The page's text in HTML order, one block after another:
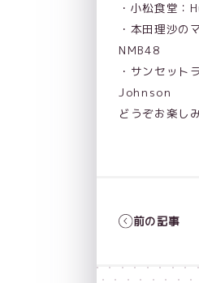
・小松食堂
・本田理沙の
NMB48
・サンセッ
Johnson
どうぞお楽し
前の記事